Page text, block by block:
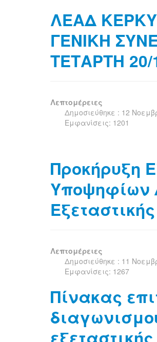
ΛΕΑΔ
ΓΕΝΙΚΗ
ΤΕΤΑΡΤΗ
Λεπτομέρειες
Δημοσιεύθηκε : 12
Εμφανίσεις: 1201
Προκήρυξη
Υποψηφίων
Λεπτομέρειες
Δημοσιεύθηκε : 11
Εμφανίσεις: 1267
Πίνακας